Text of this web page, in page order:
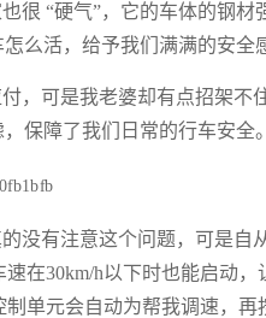
很 “硬气”，它的车体的钢
么活，给予我们满满的安全
，可是我老婆却有点招架不
保障了我们日常的行车安全。
没有注意这个问题，可是
在30km/h以下时也能启动
单元会自动为帮我调速，